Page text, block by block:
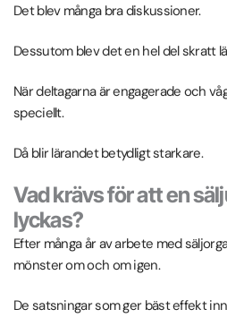
Det blev många bra diskussioner.
Dessutom blev det en hel del skratt
När deltagarna är engagerade och
speciellt.
Då blir lärandet betydligt starkare.
Vad krävs för att en
lyckas?
Efter många år av arbete med
mönster om och om igen.
De satsningar som ger bäst effekt